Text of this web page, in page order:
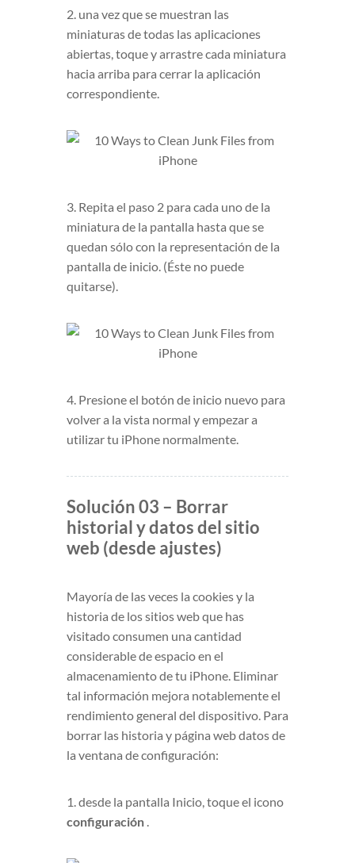
2. una vez que se muestran las
miniaturas de todas las aplicaciones
abiertas, toque y arrastre cada miniatura
hacia arriba para cerrar la aplicación
correspondiente.
3. Repita el paso 2 para cada uno de la
miniatura de la pantalla hasta que se
quedan sólo con la representación de la
pantalla de inicio. (Éste no puede
quitarse).
4. Presione el botón de inicio nuevo para
volver a la vista normal y empezar a
utilizar tu iPhone normalmente.
Solución 03 – Borrar
historial y datos del sitio
web (desde ajustes)
Mayoría de las veces la cookies y la
historia de los sitios web que has
visitado consumen una cantidad
considerable de espacio en el
almacenamiento de tu iPhone. Eliminar
tal información mejora notablemente el
rendimiento general del dispositivo. Para
borrar las historia y página web datos de
la ventana de configuración:
1. desde la pantalla Inicio, toque el icono
configuración .